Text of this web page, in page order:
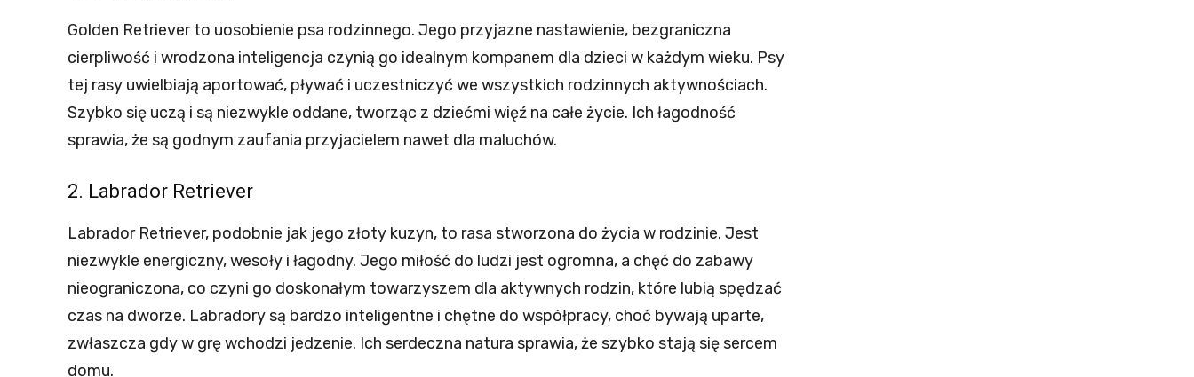
Golden Retriever to uosobienie psa rodzinnego. Jego przyjazne nastawienie, bezgraniczna
cierpliwość i wrodzona inteligencja czynią go idealnym kompanem dla dzieci w każdym wieku. Psy
tej rasy uwielbiają aportować, pływać i uczestniczyć we wszystkich rodzinnych aktywnościach.
Szybko się uczą i są niezwykle oddane, tworząc z dziećmi więź na całe życie. Ich łagodność
sprawia, że są godnym zaufania przyjacielem nawet dla maluchów.
2. Labrador Retriever
Labrador Retriever, podobnie jak jego złoty kuzyn, to rasa stworzona do życia w rodzinie. Jest
niezwykle energiczny, wesoły i łagodny. Jego miłość do ludzi jest ogromna, a chęć do zabawy
nieograniczona, co czyni go doskonałym towarzyszem dla aktywnych rodzin, które lubią spędzać
czas na dworze. Labradory są bardzo inteligentne i chętne do współpracy, choć bywają uparte,
zwłaszcza gdy w grę wchodzi jedzenie. Ich serdeczna natura sprawia, że szybko stają się sercem
domu.